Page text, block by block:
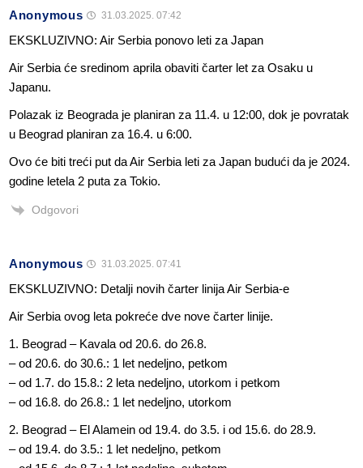
Anonymous 31.03.2025. 07:42
EKSKLUZIVNO: Air Serbia ponovo leti za Japan
Air Serbia će sredinom aprila obaviti čarter let za Osaku u
Japanu.
Polazak iz Beograda je planiran za 11.4. u 12:00, dok je povratak
u Beograd planiran za 16.4. u 6:00.
Ovo će biti treći put da Air Serbia leti za Japan budući da je 2024.
godine letela 2 puta za Tokio.
Odgovori
Anonymous 31.03.2025. 07:41
EKSKLUZIVNO: Detalji novih čarter linija Air Serbia-e
Air Serbia ovog leta pokreće dve nove čarter linije.
1. Beograd – Kavala od 20.6. do 26.8.
– od 20.6. do 30.6.: 1 let nedeljno, petkom
– od 1.7. do 15.8.: 2 leta nedeljno, utorkom i petkom
– od 16.8. do 26.8.: 1 let nedeljno, utorkom
2. Beograd – El Alamein od 19.4. do 3.5. i od 15.6. do 28.9.
– od 19.4. do 3.5.: 1 let nedeljno, petkom